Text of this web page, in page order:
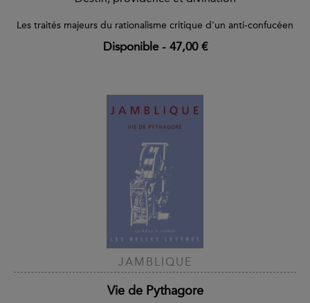
Les traités majeurs du rationalisme critique d'un anti-confucéen
Disponible- 47,00 €
JAMBLIQUE
Vie de Pythagore